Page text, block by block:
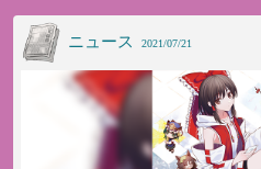
ニュース 2021/07/21